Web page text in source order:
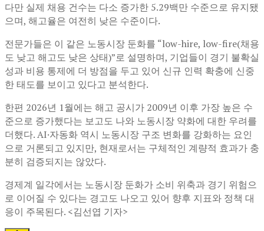
다만 실제 채용 건수는 다소 증가한 5.29백만 수준으로 유지됐
으며, 해고율은 여전히 낮은 수준이다.
전문가들은 이 같은 노동시장 둔화를 “low-hire, low-fire(채용
도 낮고 해고도 낮은 상태)”로 설명하며, 기업들이 경기 불확실
성과 비용 통제에 더 방점을 두고 있어 신규 인력 확충에 신중
한 태도를 보이고 있다고 분석한다.
한편 2026년 1월에는 해고 공시가 2009년 이후 가장 높은 수
준으로 증가했다는 보고도 나와 노동시장 약화에 대한 우려를
더했다. AI·자동화 역시 노동시장 구조 변화를 강화하는 요인
으로 거론되고 있지만, 현재로서는 구체적인 계량적 효과가 충
분히 검증되지는 않았다.
경제계 일각에서는 노동시장 둔화가 소비 위축과 경기 위험으
로 이어질 수 있다는 경고도 나오고 있어 향후 지표와 정책 대
응이 주목된다. <김선엽 기자>